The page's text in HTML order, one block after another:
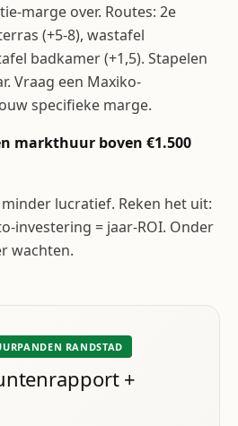
marge over. Routes: 2e
(+5-8), wastafel
badkamer (+1,5). Stapelen
Vraag een Maxiko-
specifieke marge.
markthuur boven €1.500
lucratief. Reken het uit:
investering = jaar-ROI. Onder
wachten.
RANDSTAD
+